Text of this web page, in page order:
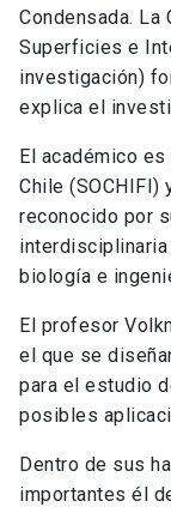
Condensada.
Superficies e
investigación)
explica el
El académico
Chile (SOCHIFI)
reconocido por
biología e
El profesor
el que se
para el estudio
posibles
Dentro de sus
importantes él